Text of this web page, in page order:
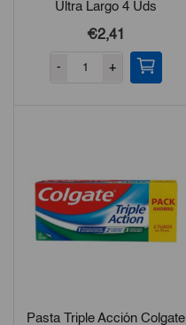
Ultra Largo 4 Uds
€2,41
- +
Pasta Triple Acción Colgate